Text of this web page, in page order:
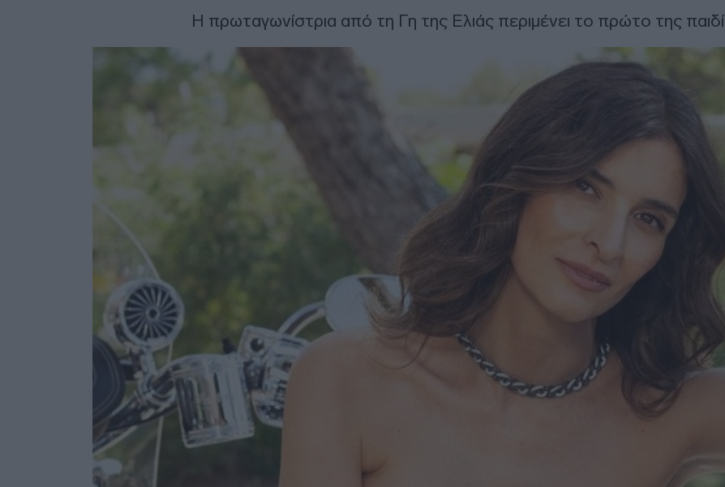
Η πρωταγωνίστρια από τη Γη της Ελιάς περιμένει το πρώτο της παιδί